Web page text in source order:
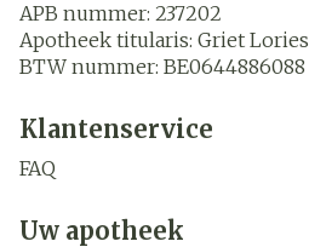
APB nummer: 237202
Apotheek titularis: Griet Lories
BTW nummer: BE0644886088
Klantenservice
FAQ
Uw apotheek